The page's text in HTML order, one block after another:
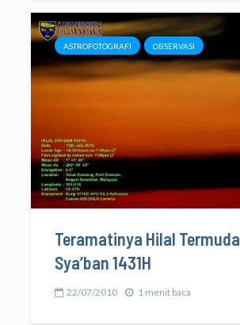
ASTROFOTOGRAFI OBSERVASI
Teramatinya Hilal
Sya’ban 1431H
22/07/2010 1 menit baca